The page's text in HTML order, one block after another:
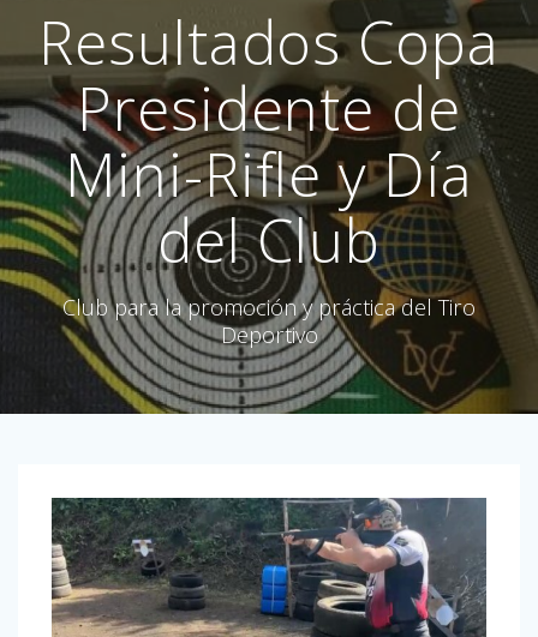
Resultados Copa
Presidente de
Mini-Rifle y Día
del Club
Club para la promoción y práctica del Tiro
Deportivo